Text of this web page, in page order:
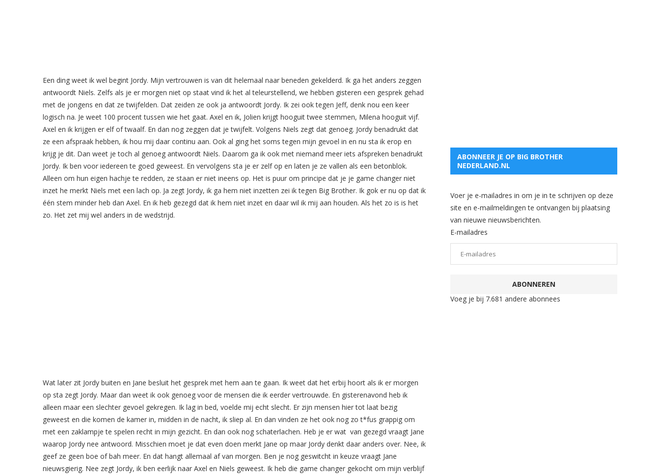
Een ding weet ik wel begint Jordy. Mijn vertrouwen is van dit helemaal naar beneden gekelderd. Ik ga het anders zeggen
antwoordt Niels. Zelfs als je er morgen niet op staat vind ik het al teleurstellend, we hebben gisteren een gesprek gehad
met de jongens en dat ze twijfelden. Dat zeiden ze ook ja antwoordt Jordy. Ik zei ook tegen Jeff, denk nou een keer
logisch na. Je weet 100 procent tussen wie het gaat. Axel en ik, Jolien krijgt hooguit twee stemmen, Milena hooguit vijf.
Axel en ik krijgen er elf of twaalf. En dan nog zeggen dat je twijfelt. Volgens Niels zegt dat genoeg. Jordy benadrukt dat
ze een afspraak hebben, ik hou mij daar continu aan. Ook al ging het soms tegen mijn gevoel in en nu sta ik erop en
krijg je dit. Dan weet je toch al genoeg antwoordt Niels. Daarom ga ik ook met niemand meer iets afspreken benadrukt
Jordy. Ik ben voor iedereen te goed geweest. En vervolgens sta je er zelf op en laten je ze vallen als een betonblok.
Alleen om hun eigen hachje te redden, ze staan er niet ineens op. Het is puur om principe dat je je game changer niet
inzet he merkt Niels met een lach op. Ja zegt Jordy, ik ga hem niet inzetten zei ik tegen Big Brother. Ik gok er nu op dat ik
één stem minder heb dan Axel. En ik heb gezegd dat ik hem niet inzet en daar wil ik mij aan houden. Als het zo is is het
zo. Het zet mij wel anders in de wedstrijd.
Wat later zit Jordy buiten en Jane besluit het gesprek met hem aan te gaan. Ik weet dat het erbij hoort als ik er morgen
op sta zegt Jordy. Maar dan weet ik ook genoeg voor de mensen die ik eerder vertrouwde. En gisterenavond heb ik
alleen maar een slechter gevoel gekregen. Ik lag in bed, voelde mij echt slecht. Er zijn mensen hier tot laat bezig
geweest en die komen de kamer in, midden in de nacht, ik sliep al. En dan vinden ze het ook nog zo t*fus grappig om
met een zaklampje te spelen recht in mijn gezicht. En dan ook nog schaterlachen. Heb je er wat van gezegd vraagt Jane
waarop Jordy nee antwoord. Misschien moet je dat even doen merkt Jane op maar Jordy denkt daar anders over. Nee, ik
geef ze geen boe of bah meer. En dat hangt allemaal af van morgen. Ben je nog geswitcht in keuze vraagt Jane
nieuwsgierig. Nee zegt Jordy, ik ben eerlijk naar Axel en Niels geweest. Ik heb die game changer gekocht om mijn verblijf
ABONNEER JE OP BIG BROTHER
NEDERLAND.NL
Voer je e-mailadres in om je in te schrijven op deze
site en e-mailmeldingen te ontvangen bij plaatsing
van nieuwe nieuwsberichten.
E-mailadres
ABONNEREN
Voeg je bij 7.681 andere abonnees